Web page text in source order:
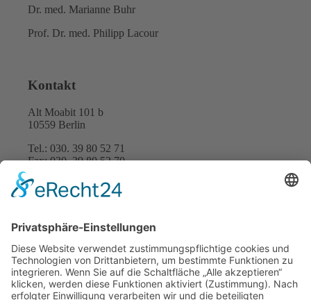
Dr. med. Marianne Buhr
Prof. Dr. med. Philipp Lacour
Kontakt
Alt Moabit 101 b
10559 Berlin
Tel.: 030. 39 80 52 71
Fax: 030. 39 80 52 70
EKG Hotline
… für ärztliche Kollegen
Fax 030. 39 80 52 70
Bitte beachten Sie auch:www. Fokus-EKG.de